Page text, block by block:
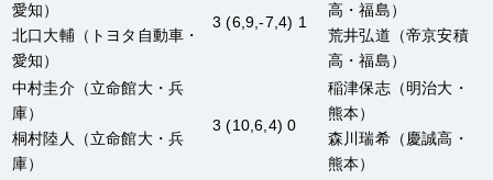
愛知）
北口大輔（トヨタ自動車・
愛知）
3 (6,9,-7,4) 1
高・福島）
荒井弘道 （帝京安積
高・福島）
中村圭介（立命館大・兵
庫）
桐村陸人
（立命館大・兵
庫）
3 (10,6,4) 0
稲津保志（明治大・
熊本）
森川瑞希（慶誠高・
熊本）